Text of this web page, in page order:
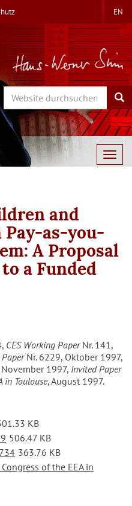
EN
Search
and
as-you-
A Proposal
a Funded
CES Working PaperNr. 141,
Nr. 6229, Oktober 1997,
1997, Invited Paper
in Toulouse, August 1997.
KB
506.47 KB
363.76 KB
of the EEA in